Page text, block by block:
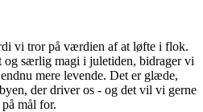
vi tror på værdien af at løfte i flok.
og særlig magi i juletiden, bidrager vi
mere levende. Det er glæde,
der driver os - og det vil vi gerne
på mål for.